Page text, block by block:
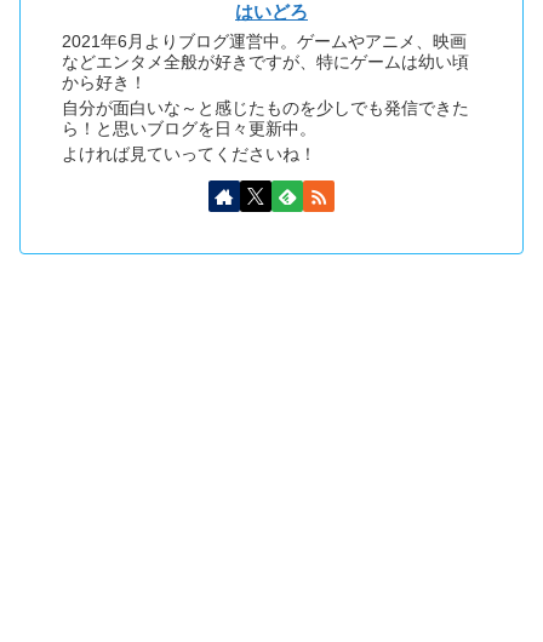
はいどろ
2021年6月よりブログ運営中。ゲームやアニメ、映画
などエンタメ全般が好きですが、特にゲームは幼い頃
から好き！
自分が面白いな～と感じたものを少しでも発信できた
ら！と思いブログを日々更新中。
よければ見ていってくださいね！